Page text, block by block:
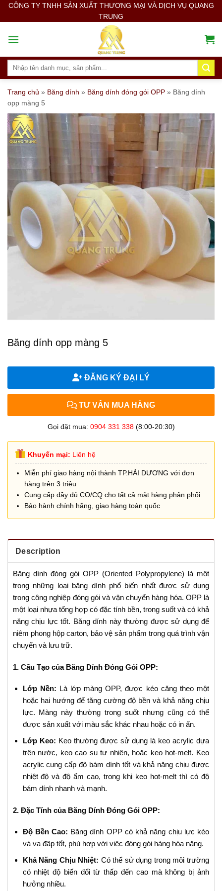
SkipCÔNG TY TNHH SẢN XUẤT THƯƠNG MẠI VÀ DỊCH VỤ QUANG
TRUNG
Search
Trang chủ » Băng dính » Băng dính đóng gói OPP » Băng dính
opp màng 5
Băng dính opp màng 5
ĐĂNG KÝ ĐẠI LÝ
TƯ VẤN MUA HÀNG
Gọi đặt mua: 0904 331 338(8:00-20:30)
Khuyến mại: Liên hệ
Miễn phí giao hàng nội thành TP.HẢI DƯƠNG với đơn
hàng trên 3 triệu
Cung cấp đầy đủ CO/CQ cho tất cả mặt hàng phân phối
Bảo hành chính hãng, giao hàng toàn quốc
Description
Băng dính đóng gói OPP (Oriented Polypropylene) là một
trong những loại băng dính phổ biến nhất được sử dụng
trong công nghiệp đóng gói và vận chuyển hàng hóa. OPP là
một loại nhựa tổng hợp có đặc tính bền, trong suốt và có khả
năng chịu lực tốt. Băng dính này thường được sử dụng để
niêm phong hộp carton, bảo vệ sản phẩm trong quá trình vận
chuyển và lưu trữ.
1. Cấu Tạo của Băng Dính Đóng Gói OPP:
Lớp Nền: Là lớp màng OPP, được kéo căng theo một
hoặc hai hướng để tăng cường độ bền và khả năng chịu
lực. Màng này thường trong suốt nhưng cũng có thể
được sản xuất với màu sắc khác nhau hoặc có in ấn.
Lớp Keo: Keo thường được sử dụng là keo acrylic dựa
trên nước, keo cao su tự nhiên, hoặc keo hot-melt. Keo
acrylic cung cấp độ bám dính tốt và khả năng chịu được
nhiệt độ và độ ẩm cao, trong khi keo hot-melt thì có độ
bám dính nhanh và mạnh.
2. Đặc Tính của Băng Dính Đóng Gói OPP:
Độ Bền Cao: Băng dính OPP có khả năng chịu lực kéo
và va đập tốt, phù hợp với việc đóng gói hàng hóa nặng.
Khả Năng Chịu Nhiệt: Có thể sử dụng trong môi trường
có nhiệt độ biến đổi từ thấp đến cao mà không bị ảnh
hưởng nhiều.